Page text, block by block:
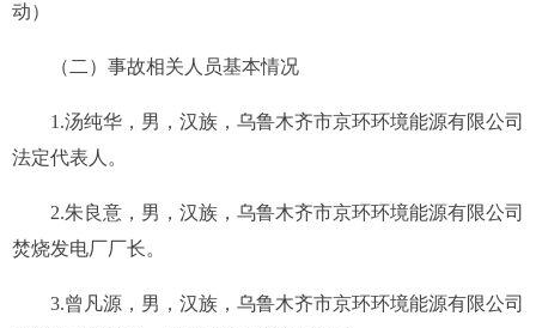
动）
（二）事故相关人员基本情况
1.汤纯华 ，男，汉族， 乌鲁木齐市京环环境能源有限公司
法定代表人。
2.朱良意，男，汉族，乌鲁木齐市京环环境能源有限公司
焚烧发电厂厂长。
3.曾凡源 ，男， 汉族，乌鲁木齐市京环环境能源有限公司